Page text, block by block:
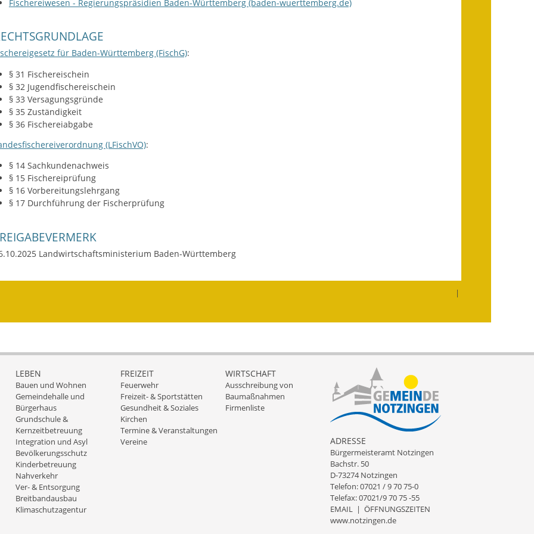
Leben
Bauen und Wohnen
Baugebiete & Bauplätze
Bauwasser/Wasser/Abwasser
Bebauungspläne
Bodenrichtwerte
Flächennutzungsplan
Gerätehütten
Fischereiwesen - Regierungspräsidien Baden-Württemberg (baden-wuerttemberg.de)
für Baden-Württemberg (FischG):
§ 31 Fischereischein
§ 32 Jugendfischereischein
§ 33 Versagungsgründe
§ 35 Zuständigkeit
§ 36 Fischereiabgabe
(LFischVO):
§ 14Sachkundenachweis
§ 15 Fischereiprüfung
§ 16 Vorbereitungslehrgang
§ 17 Durchführung der Fischerprüfung
Landwirtschaftsministerium Baden-Württemberg
|
LEBEN
Bauen und Wohnen
Gemeindehalle und
Bürgerhaus
Grundschule &
Kernzeitbetreuung
Integration und Asyl
Bevölkerungsschutz
Kinderbetreuung
Nahverkehr
Ver- & Entsorgung
Breitbandausbau
Klimaschutzagentur
FREIZEIT
Feuerwehr
Freizeit- & Sportstätten
Gesundheit & Soziales
Kirchen
Termine & Veranstaltungen
Vereine
WIRTSCHAFT
Ausschreibung von
Baumaßnahmen
Firmenliste
ADRESSE
Bürgermeisteramt Notzingen
Bachstr. 50
D-73274 Notzingen
Telefon: 07021 / 9 70 75-0
Telefax: 07021/9 70 75 -55
EMAIL
| ÖFFNUNGSZEITEN
www.notzingen.de